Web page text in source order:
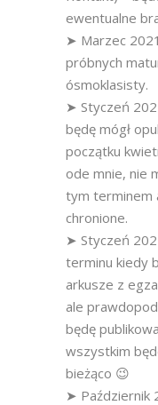
ewentualne
➤ Marzec
próbnych
ósmoklasisty.
➤ Styczeń
będę mógł
początku
ode mnie, nie
tym terminem
chronione.
➤ Styczeń
terminu kiedy
arkusze z
ale
będę
wszystkim
bieżąco 😉
➤ Październik